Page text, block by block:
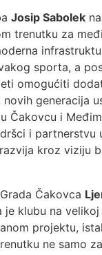
Josip Sabolek
trenutku za
sporta, a
omogućiti
generacija
Čakovcu i
i partnerstvu
kroz viziju
Čakovca
je klubu na
projektu,
ne samo